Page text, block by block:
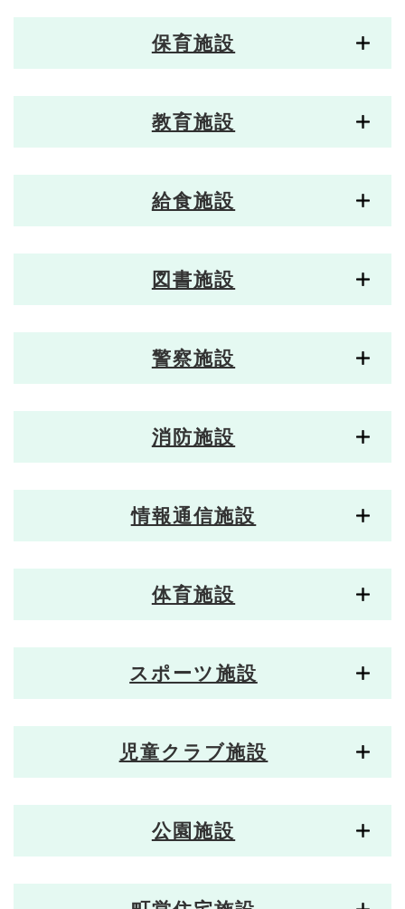
保育施設
教育施設
給食施設
図書施設
警察施設
消防施設
情報通信施設
体育施設
スポーツ施設
児童クラブ施設
公園施設